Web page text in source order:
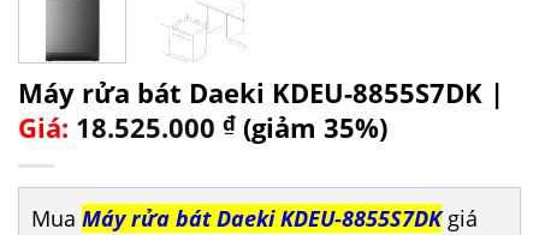
Máy rửa bát Daeki KDEU-8855S7DK |
Giá: 18.525.000 ₫ (giảm 35%)
Mua Máy rửa bát Daeki KDEU-8855S7DKgiá